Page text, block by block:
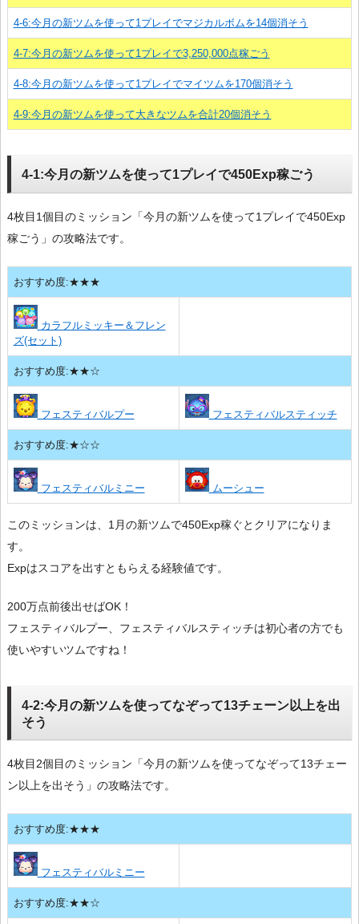
4-6:今月の新ツムを使って1プレイでマジカルボムを14個消そう
4-7:今月の新ツムを使って1プレイで3,250,000点稼ごう
4-8:今月の新ツムを使って1プレイでマイツムを170個消そう
4-9:今月の新ツムを使って大きなツムを合計20個消そう
4-1:今月の新ツムを使って1プレイで450Exp稼ごう
4枚目1個目のミッション「今月の新ツムを使って1プレイで450Exp
稼ごう」の攻略法です。
おすすめ度:★★★
カラフルミッキー＆フレン
ズ(セット)
おすすめ度:★★☆
フェスティバルプー フェスティバルスティッチ
おすすめ度:★☆☆
フェスティバルミニー ムーシュー
このミッションは、1月の新ツムで450Exp稼ぐとクリアになりま
す。
Expはスコアを出すともらえる経験値です。
200万点前後出せばOK！
フェスティバルプー、フェスティバルスティッチは初心者の方でも
使いやすいツムですね！
4-2:今月の新ツムを使ってなぞって13チェーン以上を出
そう
4枚目2個目のミッション「今月の新ツムを使ってなぞって13チェー
ン以上を出そう」の攻略法です。
おすすめ度:★★★
フェスティバルミニー
おすすめ度:★★☆